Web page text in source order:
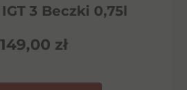
3 Beczki 0,75l
149,00 zł